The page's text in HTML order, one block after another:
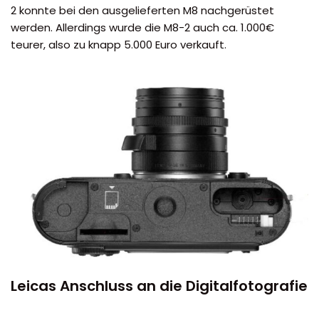
2 konnte bei den ausgelieferten M8 nachgerüstet
werden. Allerdings wurde die M8-2 auch ca. 1.000€
teurer, also zu knapp 5.000 Euro verkauft.
Leicas Anschluss an die Digitalfotografie